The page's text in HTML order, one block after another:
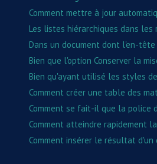
Comment mettre à jour
Les listes hiérarchiques dans
Dans un document dont l'en-
Bien que l'option Conserver la
Bien qu'ayant utilisé les styles
Comment créer une table des
Comment se fait-il que la police
Comment atteindre rapidement
Comment insérer le résultat